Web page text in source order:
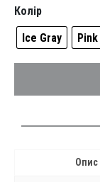
Колір
Ice Gray
Pink
Опис